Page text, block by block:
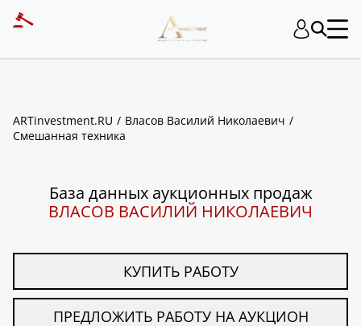
ARTinvestment.RU
Власов Василий Николаевич
Смешанная техника
База данных аукционных продаж
ВЛАСОВ ВАСИЛИЙ НИКОЛАЕВИЧ
КУПИТЬ РАБОТУ
ПРЕДЛОЖИТЬ РАБОТУ НА АУКЦИОН